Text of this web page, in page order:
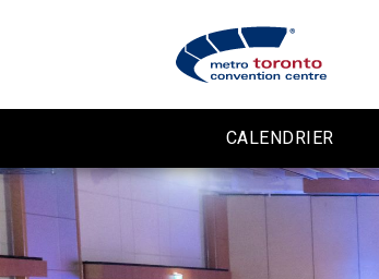
CALENDRIER